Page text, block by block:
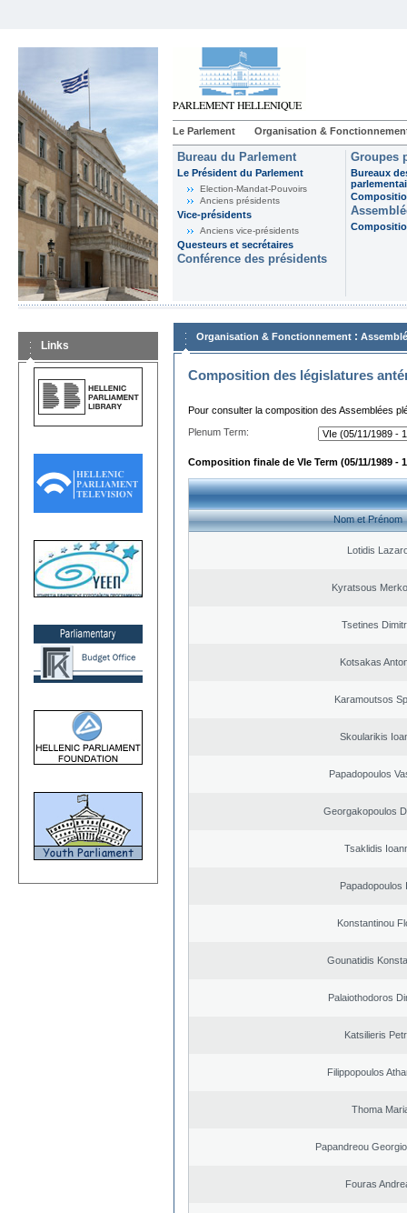
Le Parlement Organisation &
Bureau du Parlement
Le Président du Parlement
Election-Mandat-Pouvoirs
Anciens présidents
Vice-présidents
Anciens vice-présidents
Questeurs et secrétaires
Conférence des présidents
Groupes
Bureaux
Links
Organisation & Fonctionnement :
Composition des législatures
Pour consulter la composition des Assemblées
Plenum Term:
Composition finale de VIe Term (05/11/1989 -
Nom et Prénom
Lotidis
Kyratsous
Tsetines
Kotsakas
Karamoutsos
Skoularikis
Papadopoulos
Georgakopoulos
Tsaklidis
Papadopoulos
Konstantinou
Gounatidis
Palaiothodoros
Katsilieris
Filippopoulos
Thoma
Papandreou
Fouras